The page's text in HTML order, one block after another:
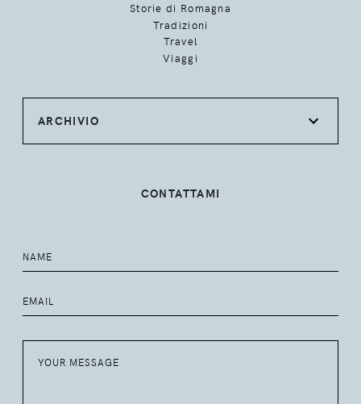
Storie di Romagna
Tradizioni
Travel
Viaggi
ARCHIVIO
CONTATTAMI